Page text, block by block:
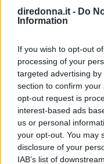
diredonna.it - Do
Information
If you wish to opt-out
processing of your
targeted advertising
section to confirm
opt-out request is
interest-based ads
us or personal
your opt-out. You may
disclosure of your
IAB’s list of
parere di una
in base alla
trovare la giusta
VI
Dieta
e